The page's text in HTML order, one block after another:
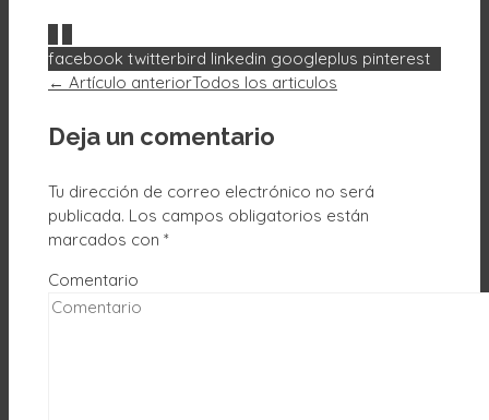
facebook twitterbird linkedin googleplus pinterest
← Artículo anteriorTodos los articulos
Deja un comentario
Tu dirección de correo electrónico no será
publicada. Los campos obligatorios están
marcados con *
Comentario